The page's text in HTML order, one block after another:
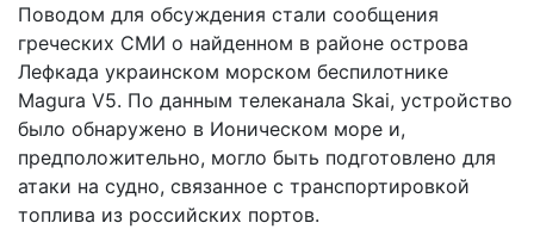
Поводом для обсуждения стали сообщения
греческих СМИ о найденном в районе острова
Лефкада украинском морском беспилотнике
Magura V5. По данным телеканала Skai, устройство
было обнаружено в Ионическом море и,
предположительно, могло быть подготовлено для
атаки на судно, связанное с транспортировкой
топлива из российских портов.